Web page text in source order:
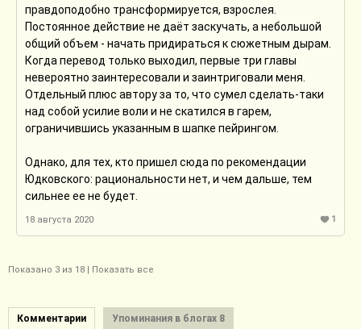
правдоподобно трансформируется, взрослея.
Постоянное действие не даёт заскучать, а небольшой
общий объем - начать придираться к сюжетным дырам.
Когда перевод только выходил, первые три главы
невероятно заинтересовали и заинтриговали меня.
Отдельный плюс автору за то, что сумел сделать-таки
над собой усилие воли и не скатился в гарем,
ограничившись указанным в шапке пейрингом.
Однако, для тех, кто пришел сюда по рекомендации
Юдковского: рациональности нет, и чем дальше, тем
сильнее ее не будет.
18 августа 2020 1
Показано 3 из 18 | Показать все
Комментарии Упоминания в блогах 8